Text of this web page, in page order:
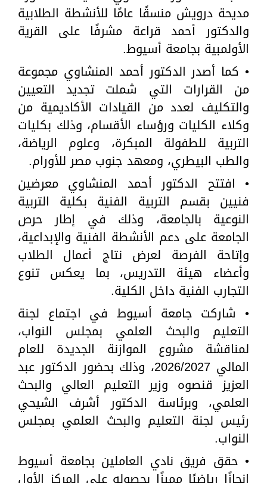
مديحة درويش منسقًا عامًا للأنشطة الطلابية
والدكتور أحمد قراعة مشرفًا على القرية
الأولمبية بجامعة أسيوط.
• كما أصدر الدكتور أحمد المنشاوي مجموعة
من القرارات التي شملت تجديد التعيين
والتكليف لعدد من القيادات الأكاديمية من
وكلاء الكليات ورؤساء الأقسام، وذلك بكليات
التربية للطفولة المبكرة، وعلوم الرياضة،
والطب البيطري، ومعهد جنوب مصر للأورام.
• افتتح الدكتور أحمد المنشاوي معرضين
فنيين بقسم التربية الفنية بكلية التربية
النوعية بالجامعة، وذلك في إطار حرص
الجامعة على دعم الأنشطة الفنية والإبداعية،
وإتاحة الفرصة لعرض نتاج أعمال الطلاب
وأعضاء هيئة التدريس، بما يعكس تنوع
التجارب الفنية داخل الكلية.
• شاركت جامعة أسيوط في اجتماع لجنة
التعليم والبحث العلمي بمجلس النواب،
لمناقشة مشروع الموازنة الجديدة للعام
المالي 2026/2027، وذلك بحضور الدكتور عبد
العزيز قنصوه وزير التعليم العالي والبحث
العلمي، وبرئاسة الدكتور أشرف الشيحي
رئيس لجنة التعليم والبحث العلمي بمجلس
النواب.
• حقق فريق نادي العاملين بجامعة أسيوط